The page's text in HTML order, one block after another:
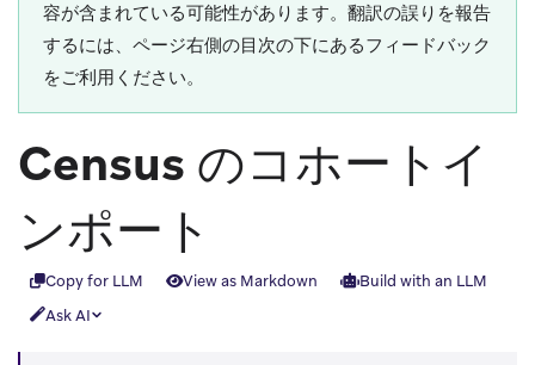
容が含まれている可能性があります。翻訳の誤りを報告
するには、ページ右側の目次の下にあるフィードバック
をご利用ください。
Census のコホートイ
ンポート
Copy for LLM View as Markdown
Build with an LLM
Ask AI